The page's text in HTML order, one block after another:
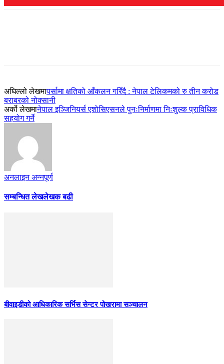
अघिल्लो लेखमापर्सामा क्षतिको आँकलन गरिँदै : नेपाल टेलिकमको रु तीन करोड
बराबरको नोक्सानी
अर्को लेखमानेपाल इञ्जिनियर्स एशोसिएसनले पुनःनिर्माणमा निःशुल्क प्राविधिक
सहयोग गर्ने
अनलाइन अन्नपूर्ण
सम्बन्धित लेखलेखक बढी
बीवाइडीको आधिकारिक सर्भिस सेन्टर पोखरामा सञ्चालन